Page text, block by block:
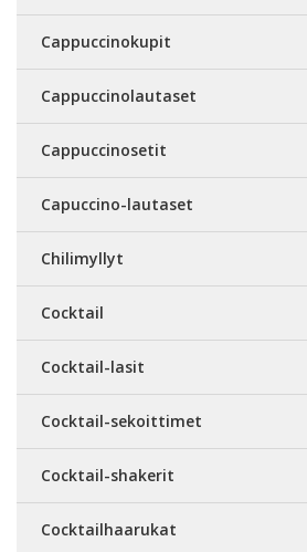
Cappuccinokupit
Cappuccinolautaset
Cappuccinosetit
Capuccino-lautaset
Chilimyllyt
Cocktail
Cocktail-lasit
Cocktail-sekoittimet
Cocktail-shakerit
Cocktailhaarukat